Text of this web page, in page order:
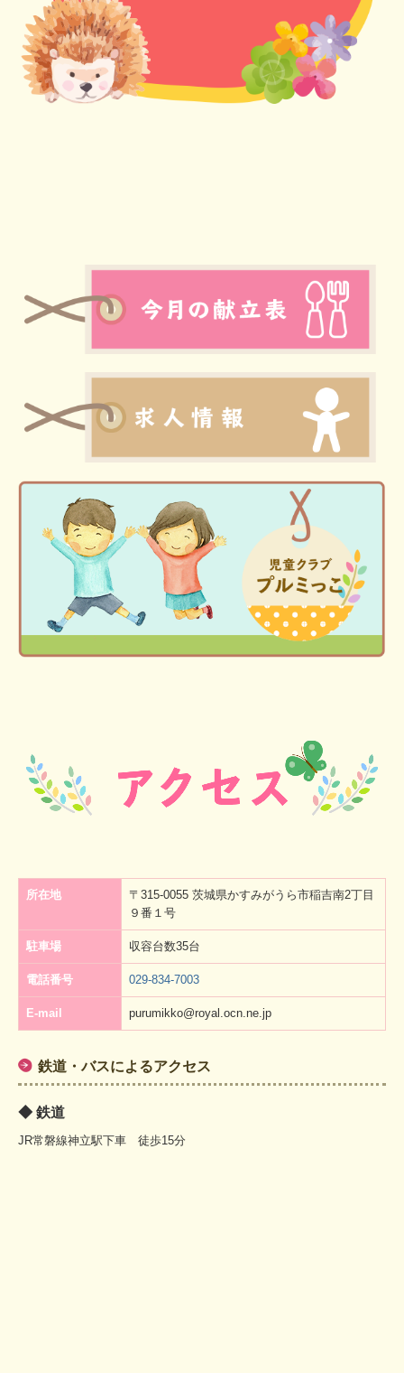
所在地
〒315-0055 茨城県かすみがうら市稲吉南2丁目
９番１号
駐車場 収容台数35台
電話番号 029-834-7003
E-mail purumikko@royal.ocn.ne.jp
鉄道・バスによるアクセス
◆ 鉄道
JR常磐線神立駅下車 徒歩15分